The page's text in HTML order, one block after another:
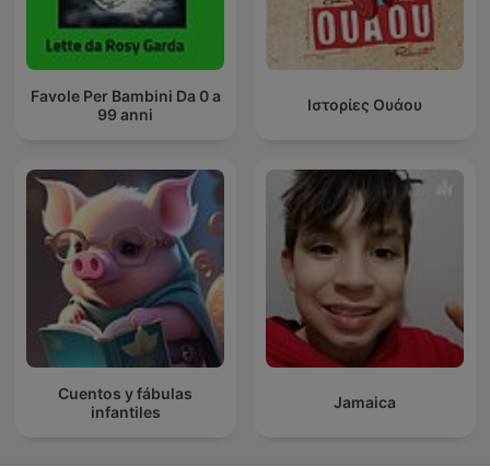
Favole Per Bambini Da 0 a
99 anni
Ιστορίες Ουάου
Cuentos y fábulas
infantiles
Jamaica